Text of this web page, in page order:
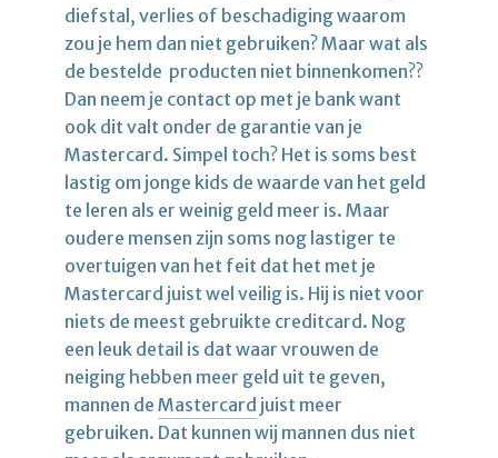
diefstal, verlies of beschadiging waarom
zou je hem dan niet gebruiken? Maar wat als
de bestelde producten niet binnenkomen??
Dan neem je contact op met je bank want
ook dit valt onder de garantie van je
Mastercard. Simpel toch? Het is soms best
lastig om jonge kids de waarde van het geld
te leren als er weinig geld meer is. Maar
oudere mensen zijn soms nog lastiger te
overtuigen van het feit dat het met je
Mastercard juist wel veilig is. Hij is niet voor
niets de meest gebruikte creditcard. Nog
een leuk detail is dat waar vrouwen de
neiging hebben meer geld uit te geven,
mannen de Mastercard juist meer
gebruiken. Dat kunnen wij mannen dus niet